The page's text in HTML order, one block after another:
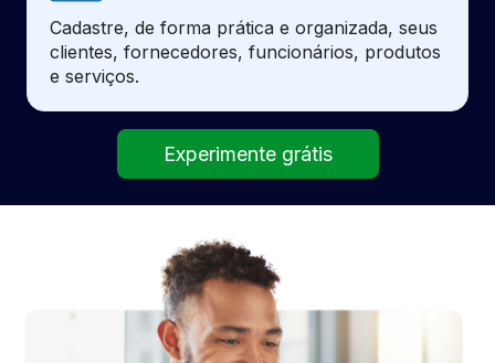
Cadastre, de forma prática e organizada, seus
clientes, fornecedores, funcionários, produtos
e serviços.
Experimente grátis